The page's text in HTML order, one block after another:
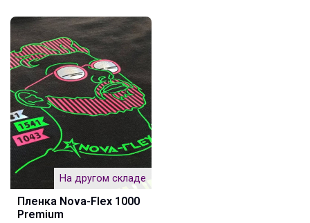
На другом складе
Пленка Nova-Flex 1000
Premium